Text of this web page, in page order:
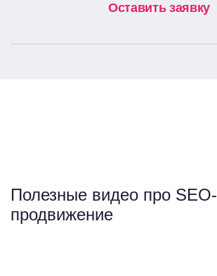
Оставить заявку
Полезные видео про SEO-
продвижение